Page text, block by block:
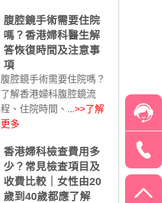
腹腔鏡手術需要住院
嗎？香港婦科醫生解
答恢復時間及注意事
項
腹腔鏡手術需要住院嗎？
了解香港婦科腹腔鏡流
程、住院時間、...>>了解
更多
香港婦科檢查費用多
少？常見檢查項目及
收費比較｜女性由20
歲到40歲都應了解